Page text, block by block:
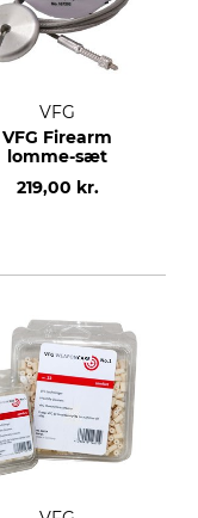
VFG
VFG Firearm
lomme-sæt
219,00 kr.